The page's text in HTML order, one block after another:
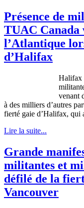
Présence de
TUAC Canada
l’Atlantique
d’Halifax
Halifax
venant
à des milliers d’autres
fierté gaie d’Halifax, qui
Lire la suite...
Grande
militantes et
défilé de la
Vancouver